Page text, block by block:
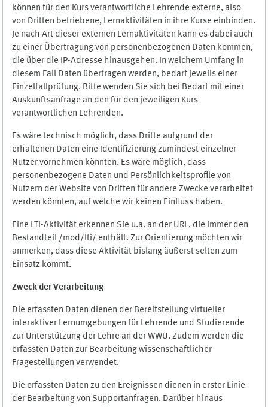
können für den Kurs verantwortliche Lehrende externe, also
von Dritten betriebene, Lernaktivitäten in ihre Kurse einbinden.
Je nach Art dieser externen Lernaktivitäten kann es dabei auch
zu einer Übertragung von personenbezogenen Daten kommen,
die über die IP-Adresse hinausgehen. In welchem Umfang in
diesem Fall Daten übertragen werden, bedarf jeweils einer
Einzelfallprüfung. Bitte wenden Sie sich bei Bedarf mit einer
Auskunftsanfrage an den für den jeweiligen Kurs
verantwortlichen Lehrenden.
Es wäre technisch möglich, dass Dritte aufgrund der
erhaltenen Daten eine Identifizierung zumindest einzelner
Nutzer vornehmen könnten. Es wäre möglich, dass
personenbezogene Daten und Persönlichkeitsprofile von
Nutzern der Website von Dritten für andere Zwecke verarbeitet
werden könnten, auf welche wir keinen Einfluss haben.
Eine LTI-Aktivität erkennen Sie u.a. an der URL, die immer den
Bestandteil /mod/lti/ enthält. Zur Orientierung möchten wir
anmerken, dass diese Aktivität bislang äußerst selten zum
Einsatz kommt.
Zweck der Verarbeitung
Die erfassten Daten dienen der Bereitstellung virtueller
interaktiver Lernumgebungen für Lehrende und Studierende
zur Unterstützung der Lehre an der WWU. Zudem werden die
erfassten Daten zur Bearbeitung wissenschaftlicher
Fragestellungen verwendet.
Die erfassten Daten zu den Ereignissen dienen in erster Linie
der Bearbeitung von Supportanfragen. Darüber hinaus